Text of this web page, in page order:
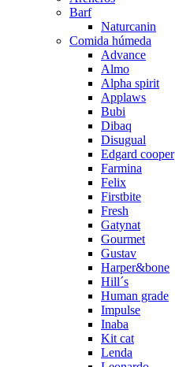
Barf
Naturcanin
Comida húmeda
Advance
Almo
Alpha spirit
Applaws
Bubi
Dibaq
Disugual
Edgard cooper
Farmina
Felix
Firstbite
Fresh
Gatynat
Gourmet
Gustav
Harper&bone
Hill´s
Human grade
Impulse
Inaba
Kit cat
Lenda